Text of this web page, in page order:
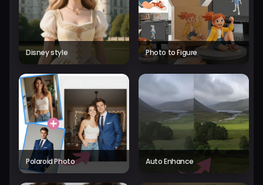
Disney style Photo to Figure
Polaroid Photo Auto Enhance